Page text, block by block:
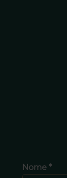
Nome *